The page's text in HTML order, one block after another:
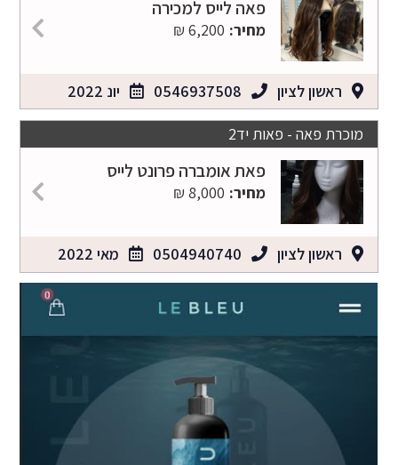
פאה לייס למכירה
מחיר: 6,200 ₪
ראשון לציון 0546937508 יונ 2022
מוכרת פאה - פאות יד2
פאת אומברה פרונט לייס
מחיר: 8,000 ₪
ראשון לציון 0504940740 מאי 2022